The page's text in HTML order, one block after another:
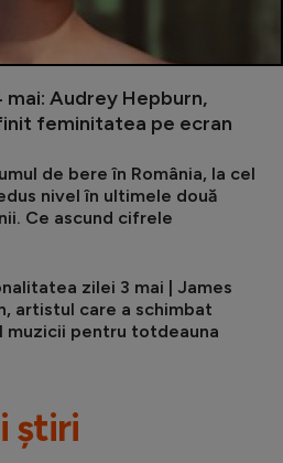
Audrey Hepburn,
feminitatea pe ecran
de bere în România, la cel
nivel în ultimele două
Ce ascund cifrele
zilei 3 mai | James
artistul care a schimbat
muzicii pentru totdeauna
știri